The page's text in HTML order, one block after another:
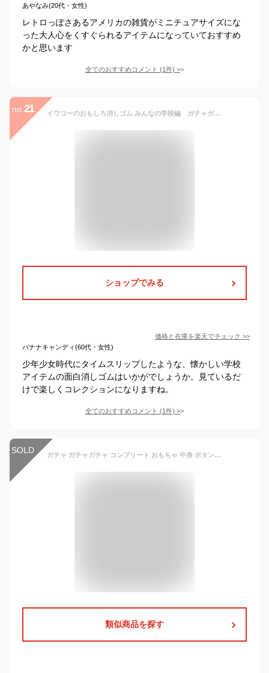
あやなみ(20代・女性)
レトロっぽさあるアメリカの雑貨がミニチュアサイズにな
った大人心をくすぐられるアイテムになっていておすすめ
かと思います
全てのおすすめコメント (1件) >
no. 21 イワコーのおもしろ消しゴム みんなの学校編 ガチャガチャ カプセルトイ
ショップでみる
価格と在庫を楽天でチェック >>
バナナキャンディ(60代・女性)
少年少女時代にタイムスリップしたような、懐かしい学校
アイテムの面白消しゴムはいかがでしょうか。見ているだ
けで楽しくコレクションになりますね。
全てのおすすめコメント (1件) >
SOLD ガチャ ガチャガチャ コンプリート おもちゃ 中身 ボタン おもしろ [ 押しちゃダメ！？ ボタン ] エマージェンシー ナースコール 火災警報器 緊急停止 ブラインドボックス
類似商品を探す